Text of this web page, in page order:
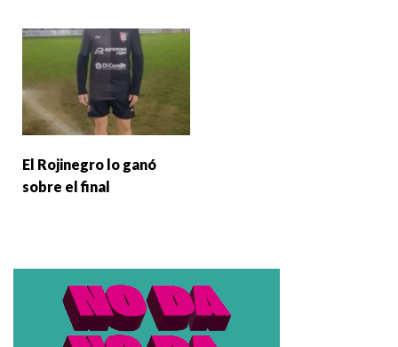
El Rojinegro lo ganó
sobre el final